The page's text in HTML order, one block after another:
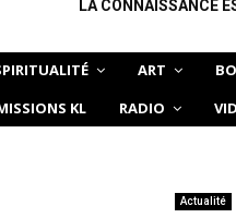
LA CONNAISSANCE
ART
KL RADIO
Actualité